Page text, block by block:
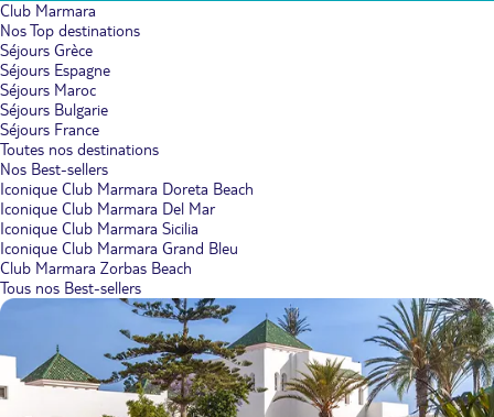
Club Marmara
Nos Top destinations
Séjours Grèce
Séjours Espagne
Séjours Maroc
Séjours Bulgarie
Séjours France
Toutes nos destinations
Nos Best-sellers
Iconique Club Marmara Doreta Beach
Iconique Club Marmara Del Mar
Iconique Club Marmara Sicilia
Iconique Club Marmara Grand Bleu
Club Marmara Zorbas Beach
Tous nos Best-sellers